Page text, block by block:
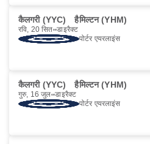
कैलगरी (YYC) हैमिल्टन (YHM)
रवि, 20 सित॰ डाइरैक्ट
पोर्टर एयरलाइंस
कैलगरी (YYC) हैमिल्टन (YHM)
गुरु, 16 जुल॰ डाइरैक्ट
पोर्टर एयरलाइंस